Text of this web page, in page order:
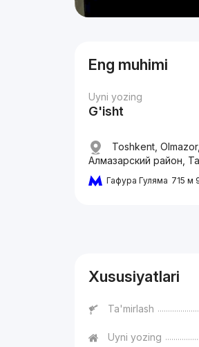
Eng muhimi
Uyni yozing
G'isht
Toshkent,
Алмазарский район,
Гафура Гуляма 715 м
Xususiyatlari
Ta'mirlash
Uyni yozing